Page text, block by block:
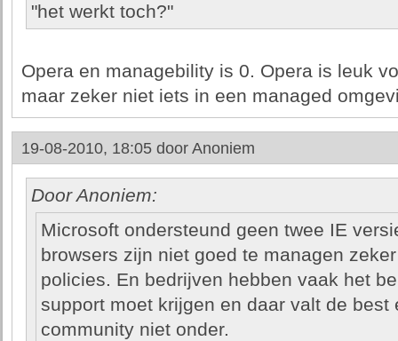
"het werkt toch?"
Opera en managebility is 0. Opera is leuk
maar zeker niet iets in een managed
19-08-2010, 18:05 door Anoniem
Door Anoniem:
Microsoft ondersteund geen twee IE
browsers zijn niet goed te managen
policies. En bedrijven hebben vaak het
support moet krijgen en daar valt de best
community niet onder.